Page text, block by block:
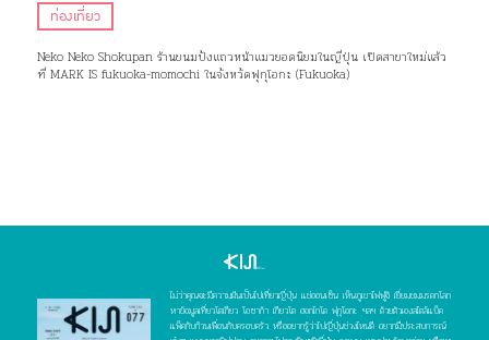
ท่องเที่ยว
Neko Neko Shokupan ร้านขนมปังแถวหน้าแมวยอดนิยมในญี่ปุ่น เปิดสาขาใหม่แล้ว
ที่ MARK IS fukuoka-momochi ในจังหวัดฟุกุโอกะ (Fukuoka)
ไม่ว่าคุณจะมีความฝันเป็นไปเที่ยวญี่ปุ่น แช่ออนเซ็น เห็นภูเขาไฟฟูจิ เยี่ยมชมมรดกโลก
หาข้อมูลเที่ยวโตเกียว โอซาก้า เกียวโต ฮอกไกโด ฟุกุโอกะ ฯลฯ ด้วยตัวเองสไตล์แบ็ค
แพ็คกับก๊วนเพื่อนกับครอบครัว หรืออยากรู้ว่าไปญี่ปุ่นช่วงไหนดี อยากมีประสบการณ์